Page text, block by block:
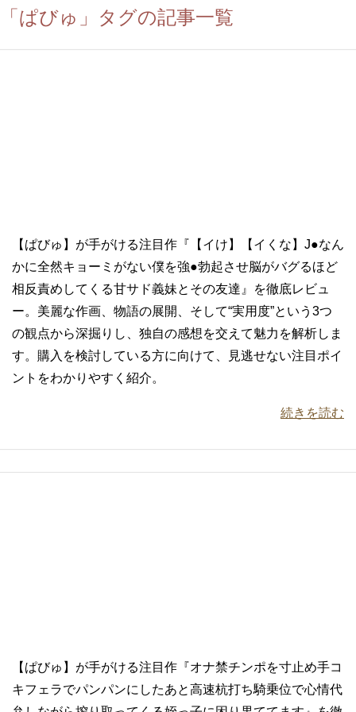
「ぱびゅ」タグの記事一覧
【ぱびゅ】が手がける注目作『【イけ】【イくな】J●なん
かに全然キョーミがない僕を強●勃起させ脳がバグるほど
相反責めしてくる甘サド義妹とその友達』を徹底レビュ
ー。美麗な作画、物語の展開、そして“実用度”という3つ
の観点から深掘りし、独自の感想を交えて魅力を解析しま
す。購入を検討している方に向けて、見逃せない注目ポイ
ントをわかりやすく紹介。
続きを読む
【ぱびゅ】が手がける注目作『オナ禁チンポを寸止め手コ
キフェラでパンパンにしたあと高速杭打ち騎乗位で心情代